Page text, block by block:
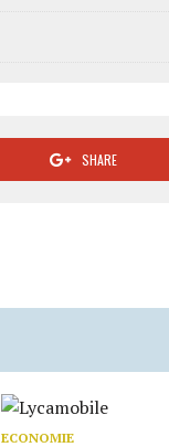
SHARE
ECONOMIE